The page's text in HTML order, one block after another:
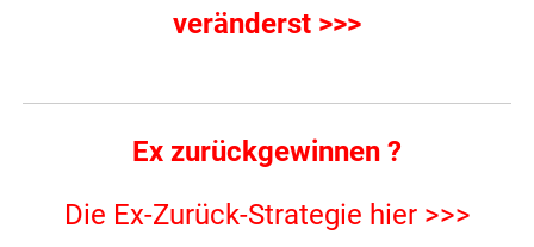
veränderst >>>
Ex zurückgewinnen ?
Die Ex-Zurück-Strategie hier >>>